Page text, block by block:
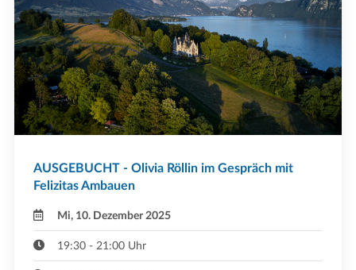
AUSGEBUCHT - Olivia Röllin im Gespräch mit
Felizitas Ambauen
Mi, 10. Dezember 2025
19:30 - 21:00 Uhr